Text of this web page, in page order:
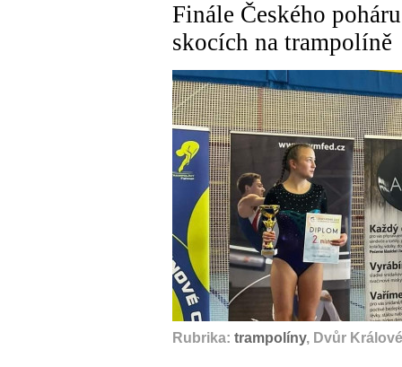
Finále Českého
skocích na trampolíně
Rubrika: trampolíny, Dvůr